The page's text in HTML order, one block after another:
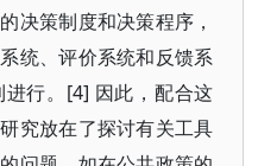
决策制度和决策程序，
统、评价系统和反馈系
行。[4] 因此，配合这
究放在了探讨有关工具